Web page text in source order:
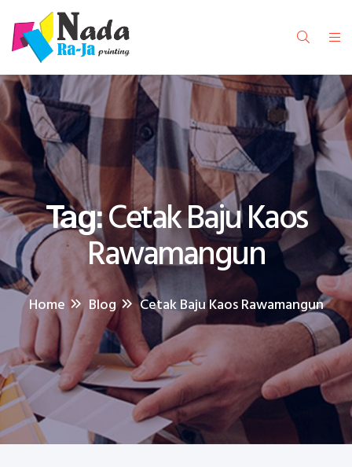
Tag:Cetak Baju Kaos
Rawamangun
Home Blog Cetak Baju Kaos Rawamangun